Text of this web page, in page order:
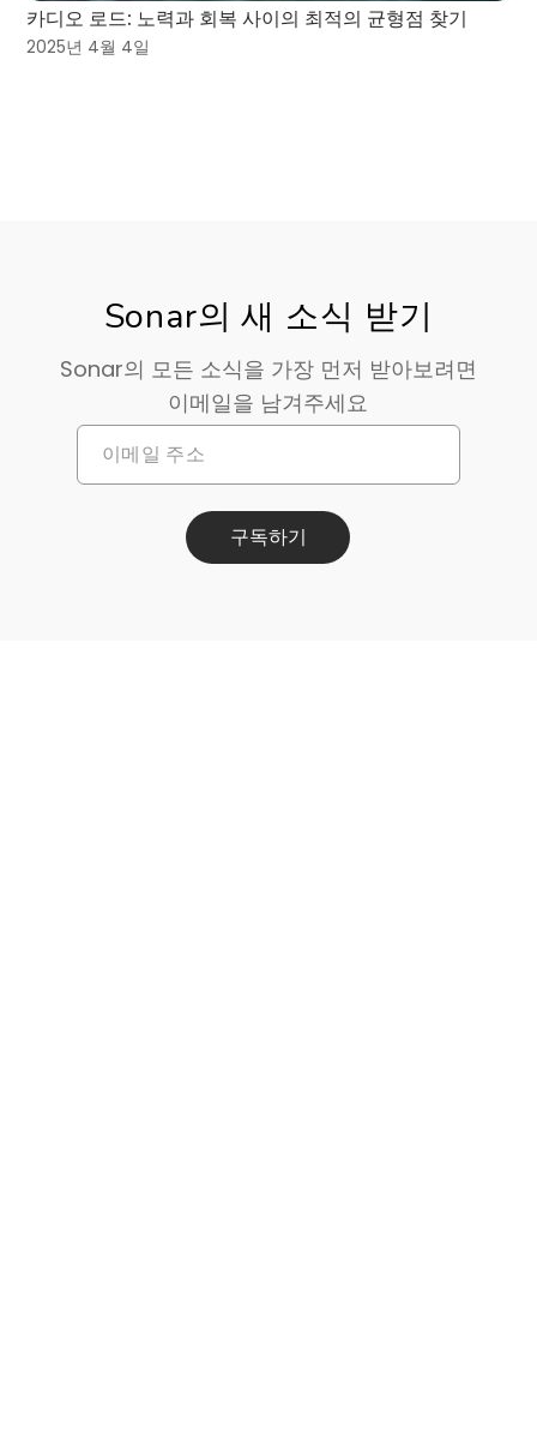
카디오 로드: 노력과 회복 사이의 최적의 균형점 찾기
2025년 4월 4일
Sonar의 새 소식 받기
Sonar의 모든 소식을 가장 먼저 받아보려면
이메일을 남겨주세요
구독하기